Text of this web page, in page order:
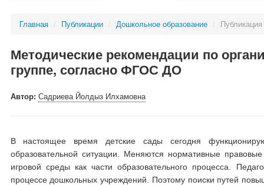
Главная / Публикации / Дошкольное образование /
Методические рекомендации по
группе, согласно ФГОС ДО
Автор: Садриева Йолдыз Илхамовна
В настоящее время детские сады сегодня
образовательной ситуации. Меняются нормативные
игровой среды как части образовательного процесса.
процессе дошкольных учреждений. Поэтому поиски путей